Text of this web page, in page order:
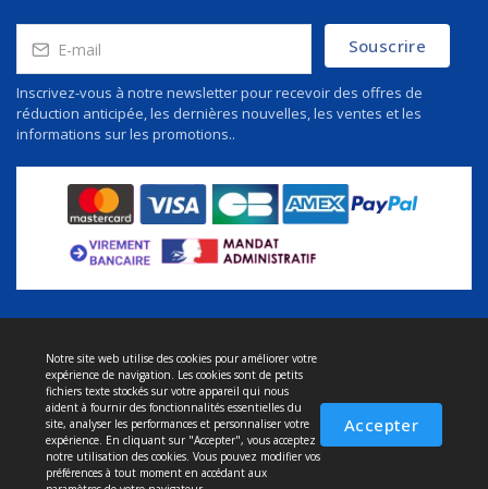
Souscrire
Inscrivez-vous à notre newsletter pour recevoir des offres de
réduction anticipée, les dernières nouvelles, les ventes et les
informations sur les promotions..
À propos de nous
Politique de confidentialité
Conditions et service
Politique de retour
Livraison
Notre site web utilise des cookies pour améliorer votre
expérience de navigation. Les cookies sont de petits
fichiers texte stockés sur votre appareil qui nous
aident à fournir des fonctionnalités essentielles du
site, analyser les performances et personnaliser votre
expérience. En cliquant sur "Accepter", vous acceptez
notre utilisation des cookies. Vous pouvez modifier vos
préférences à tout moment en accédant aux
Accepter